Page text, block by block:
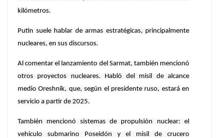
kilómetros.
Putin suele hablar de armas estratégicas, principalmente
nucleares, en sus discursos.
Al comentar el lanzamiento del Sarmat, también mencionó
otros proyectos nucleares. Habló del misil de alcance
medio Oreshnik, que, según el presidente ruso, estará en
servicio a partir de 2025.
También mencionó sistemas de propulsión nuclear: el
vehículo submarino Poseidón y el misil de crucero